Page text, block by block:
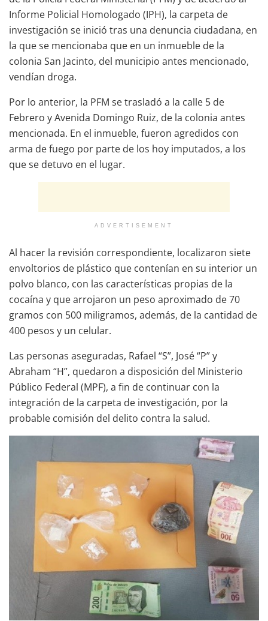
Informe Policial Homologado (IPH), la carpeta de
investigación se inició tras una denuncia ciudadana, en
la que se mencionaba que en un inmueble de la
colonia San Jacinto, del municipio antes mencionado,
vendían droga.
Por lo anterior, la PFM se trasladó a la calle 5 de
Febrero y Avenida Domingo Ruiz, de la colonia antes
mencionada. En el inmueble, fueron agredidos con
arma de fuego por parte de los hoy imputados, a los
que se detuvo en el lugar.
ADVERTISEMENT
Al hacer la revisión correspondiente, localizaron siete
envoltorios de plástico que contenían en su interior un
polvo blanco, con las características propias de la
cocaína y que arrojaron un peso aproximado de 70
gramos con 500 miligramos, además, de la cantidad de
400 pesos y un celular.
Las personas aseguradas, Rafael “S”, José “P” y
Abraham “H”, quedaron a disposición del Ministerio
Público Federal (MPF), a fin de continuar con la
integración de la carpeta de investigación, por la
probable comisión del delito contra la salud.